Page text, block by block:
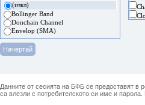
(изкл)
Bollinger Band
Donchain Channel
Envelop (SMA)
Данните от сесията на БФБ се предоставят в
са влезли с потребителското си име и парола.